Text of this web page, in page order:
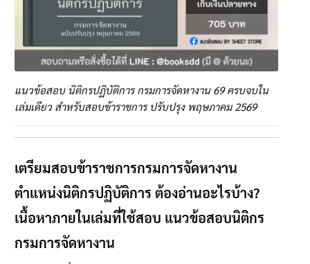
แนวข้อสอบ นิติกรปฏิบัติการ กรมการจัดหางาน 69 ครบจบใน
เล่มเดียว สำหรับสอบข้าราชการ ปรับปรุง พฤษภาคม 2569
เตรียมสอบข้าราชการกรมการจัดหางาน
ตำแหน่งนิติกรปฏิบัติการ ต้องอ่านอะไรบ้าง?
เนื้อหาภายในเล่มที่ใช้สอบ แนวข้อสอบนิติกร
กรมการจัดหางาน